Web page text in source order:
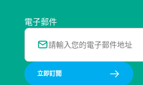
電子郵件
立即訂閲